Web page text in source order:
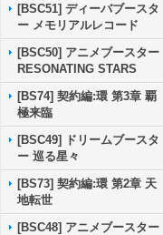
[BSC51] ディーバブースタ
ー メモリアルレコード
[BSC50] アニメブースター
RESONATING STARS
[BS74] 契約編:環 第3章 覇
極来臨
[BSC49] ドリームブースタ
ー 巡る星々
[BS73] 契約編:環 第2章 天
地転世
[BSC48] アニメブースター